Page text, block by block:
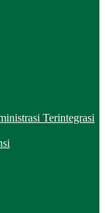
Terintegrasi